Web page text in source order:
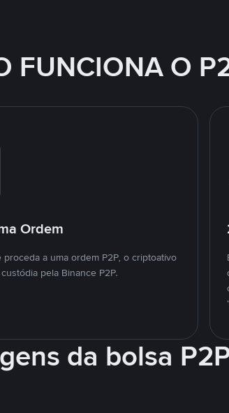
FUNCIONA O
Ordem
proceda a uma ordem P2P, o criptoativo
pela Binance P2P.
da bolsa